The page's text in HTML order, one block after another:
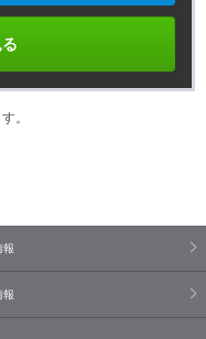
。
報
報